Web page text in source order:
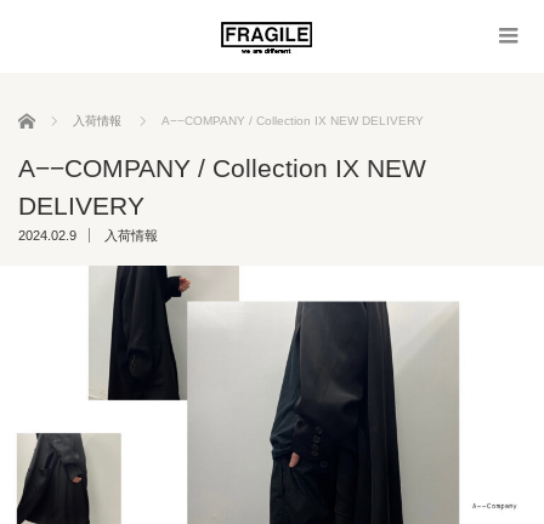
ホーム 入荷情報 A−−COMPANY / Collection IX NEW DELIVERY
A−−COMPANY / Collection IX NEW
DELIVERY
2024.02.9 入荷情報